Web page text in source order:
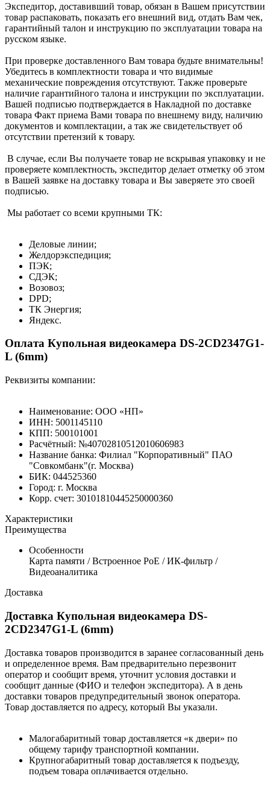
Экспедитор, доставивший товар, обязан в Вашем присутствии
товар распаковать, показать его внешний вид, отдать Вам чек,
гарантийный талон и инструкцию по эксплуатации товара на
русском языке.
При проверке доставленного Вам товара будьте внимательны!
Убедитесь в комплектности товара и что видимые
механические повреждения отсутствуют. Также проверьте
наличие гарантийного талона и инструкции по эксплуатации.
Вашей подписью подтверждается в Накладной по доставке
товара Факт приема Вами товара по внешнему виду, наличию
документов и комплектации, а так же свидетельствует об
отсутствии претензий к товару.
В случае, если Вы получаете товар не вскрывая упаковку и не
проверяете комплектность, экспедитор делает отметку об этом
в Вашей заявке на доставку товара и Вы заверяете это своей
подписью.
Мы работает со всеми крупными ТК:
Деловые линии;
Желдорэкспедиция;
ПЭК;
СДЭК;
Возовоз;
DPD;
ТК Энергия;
Яндекс.
Оплата Купольная видеокамера DS-2CD2347G1-
L (6mm)
Реквизиты компании:
Наименование: ООО «НП»
ИНН: 5001145110
КПП: 500101001
Расчётный: №40702810512010606983
Название банка: Филиал "Корпоративный" ПАО
"Совкомбанк"(г. Москва)
БИК: 044525360
Город: г. Москва
Корр. счет: 30101810445250000360
Характеристики
Преимущества
Особенности
Карта памяти / Встроенное РоЕ / ИК-фильтр /
Видеоаналитика
Доставка
Доставка Купольная видеокамера DS-
2CD2347G1-L (6mm)
Доставка товаров производится в заранее согласованный день
и определенное время. Вам предварительно перезвонит
оператор и сообщит время, уточнит условия доставки и
сообщит данные (ФИО и телефон экспедитора). А в день
доставки товаров предупредительный звонок оператора.
Товар доставляется по адресу, который Вы указали.
Малогабаритный товар доставляется «к двери» по
общему тарифу транспортной компании.
Крупногабаритный товар доставляется к подъезду,
подъем товара оплачивается отдельно.